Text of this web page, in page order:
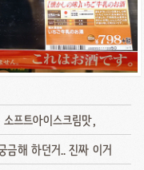
프트아이스크림맛,
금해 하던거.. 진짜 이거